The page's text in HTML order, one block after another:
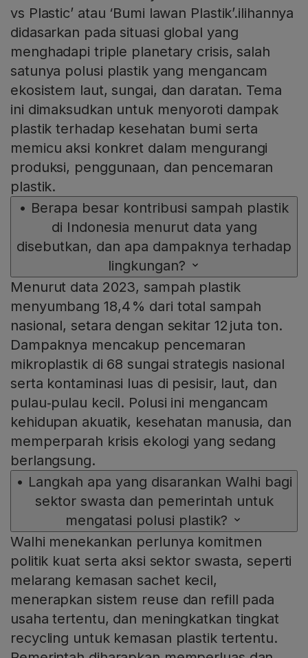
vs Plastic’ atau ‘Bumi lawan Plastik’.ilihannya
didasarkan pada situasi global yang
menghadapi triple planetary crisis, salah
satunya polusi plastik yang mengancam
ekosistem laut, sungai, dan daratan. Tema
ini dimaksudkan untuk menyoroti dampak
plastik terhadap kesehatan bumi serta
memicu aksi konkret dalam mengurangi
produksi, penggunaan, dan pencemaran
plastik.
• Berapa besar kontribusi sampah plastik
di Indonesia menurut data yang
disebutkan, dan apa dampaknya terhadap
lingkungan?
Menurut data 2023, sampah plastik
menyumbang 18,4 % dari total sampah
nasional, setara dengan sekitar 12 juta ton.
Dampaknya mencakup pencemaran
mikroplastik di 68 sungai strategis nasional
serta kontaminasi luas di pesisir, laut, dan
pulau‑pulau kecil. Polusi ini mengancam
kehidupan akuatik, kesehatan manusia, dan
memperparah krisis ekologi yang sedang
berlangsung.
• Langkah apa yang disarankan Walhi bagi
sektor swasta dan pemerintah untuk
mengatasi polusi plastik?
Walhi menekankan perlunya komitmen
politik kuat serta aksi sektor swasta, seperti
melarang kemasan sachet kecil,
menerapkan sistem reuse dan refill pada
usaha tertentu, dan meningkatkan tingkat
recycling untuk kemasan plastik tertentu.